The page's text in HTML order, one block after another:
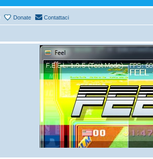
Donate Contattaci